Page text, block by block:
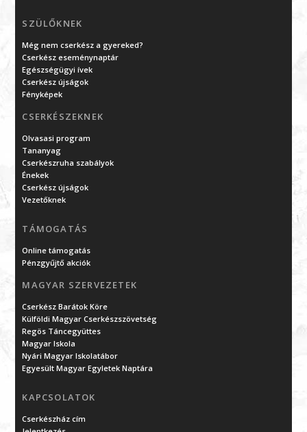
SZÜLŐKNEK
Még nem cserkész a gyereked?
Cserkész eseménynaptár
Egészségügyi ívek
Cserkész újságok
Fényképek
CSERKÉSZEKNEK
Olvasasi program
Tananyag
Cserkészruha szabályok
Énekek
Cserkész újságok
Vezetőknek
TÁMOGATÁS
Online támogatás
Pénzgyűjtő akciók
MAGYAR SZERVEZETEK
Cserkész Barátok Köre
Külföldi Magyar Cserkészszövetség
Regös Táncegyüttes
Magyar Iskola
Nyári Magyar Iskolatábor
Egyesült Magyar Egyletek Naptára
KAPCSOLATOK
Cserkészház cím